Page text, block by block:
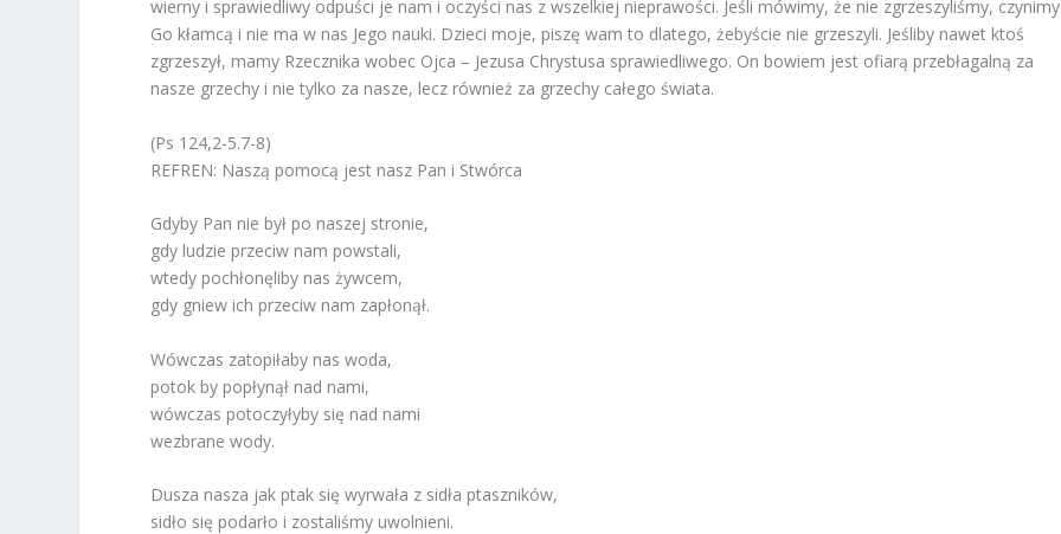
wierny i sprawiedliwy odpuści je nam i oczyści nas z wszelkiej nieprawości. Jeśli mówimy, że nie zgrzeszyliśmy, czynimy
Go kłamcą i nie ma w nas Jego nauki. Dzieci moje, piszę wam to dlatego, żebyście nie grzeszyli. Jeśliby nawet ktoś
zgrzeszył, mamy Rzecznika wobec Ojca – Jezusa Chrystusa sprawiedliwego. On bowiem jest ofiarą przebłagalną za
nasze grzechy i nie tylko za nasze, lecz również za grzechy całego świata.
(Ps 124,2-5.7-8)
REFREN: Naszą pomocą jest nasz Pan i Stwórca
Gdyby Pan nie był po naszej stronie,
gdy ludzie przeciw nam powstali,
wtedy pochłonęliby nas żywcem,
gdy gniew ich przeciw nam zapłonął.
Wówczas zatopiłaby nas woda,
potok by popłynął nad nami,
wówczas potoczyłyby się nad nami
wezbrane wody.
Dusza nasza jak ptak się wyrwała z sidła ptaszników,
sidło się podarło i zostaliśmy uwolnieni.